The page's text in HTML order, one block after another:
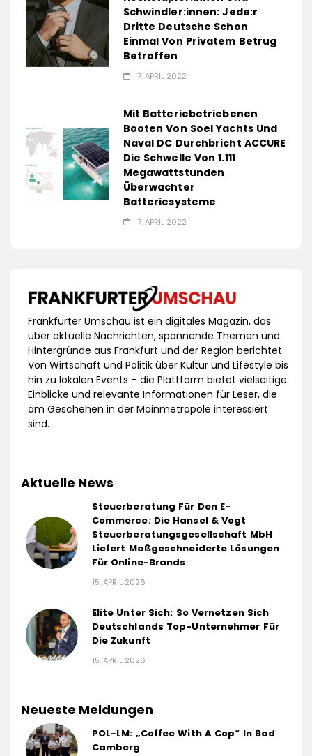
Schwindler:innen: Jede:r
Dritte Deutsche Schon
Einmal Von Privatem Betrug
Betroffen
7. APRIL 2022
Mit Batteriebetriebenen
Booten Von Soel Yachts Und
Naval DC Durchbricht ACCURE
Die Schwelle Von 1.111
Megawattstunden
Überwachter
Batteriesysteme
7. APRIL 2022
Frankfurter Umschau ist ein digitales Magazin, das
über aktuelle Nachrichten, spannende Themen und
Hintergründe aus Frankfurt und der Region berichtet.
Von Wirtschaft und Politik über Kultur und Lifestyle bis
hin zu lokalen Events – die Plattform bietet vielseitige
Einblicke und relevante Informationen für Leser, die
am Geschehen in der Mainmetropole interessiert
sind.
Aktuelle News
Steuerberatung Für Den E-
Commerce: Die Hansel & Vogt
Steuerberatungsgesellschaft MbH
Liefert Maßgeschneiderte Lösungen
Für Online-Brands
15. APRIL 2026
Elite Unter Sich: So Vernetzen Sich
Deutschlands Top-Unternehmer Für
Die Zukunft
15. APRIL 2026
Neueste Meldungen
POL-LM: „Coffee With A Cop“ In Bad
Camberg